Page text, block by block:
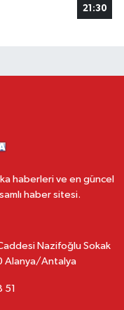
21:30
haberleri ve en güncel
haber sitesi.
Nazifoğlu Sokak
Alanya/Antalya
51